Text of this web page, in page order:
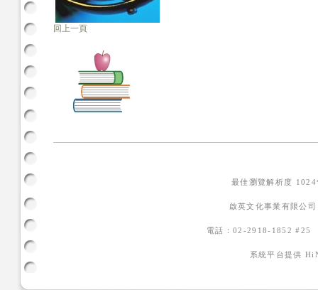
回上一頁
最佳瀏覽解析度
啟英文化事業有限公
電話：02-2918-1852
系統平台提供